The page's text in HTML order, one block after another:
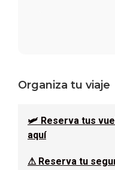
Barra
principal
Organiza tu viaje
🛩 Reserva tus
aquí
⚠ Reserva tu